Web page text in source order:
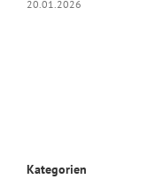
20.01.2026
Kategorien